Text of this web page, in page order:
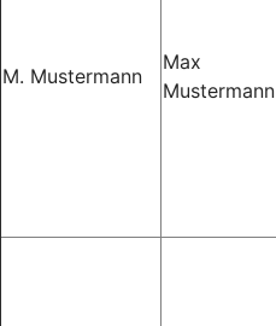
M. Mustermann
Max
Mustermann